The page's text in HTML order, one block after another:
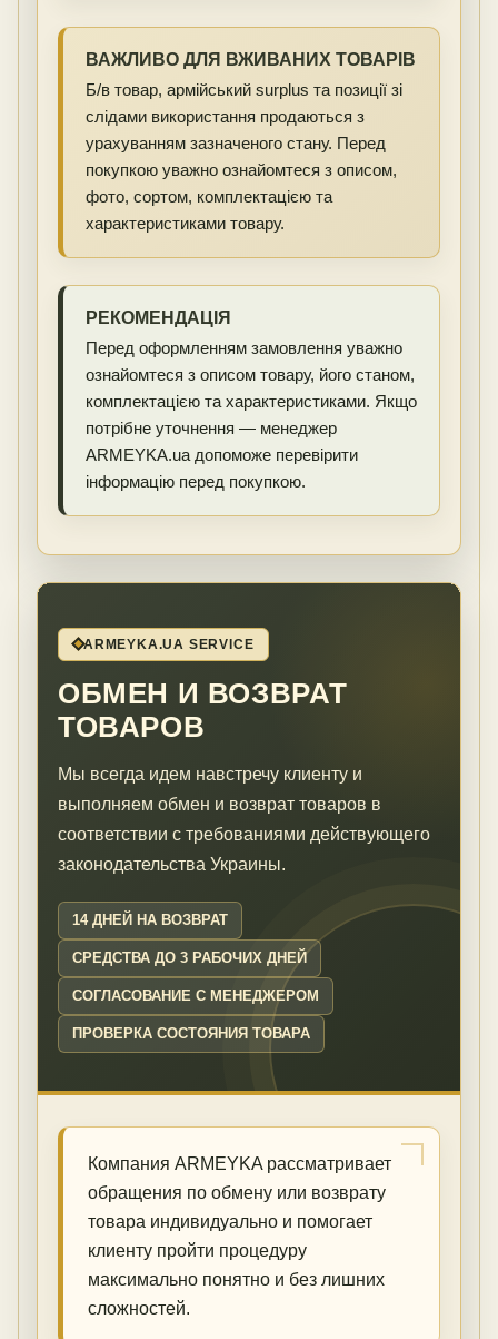
ВАЖЛИВО ДЛЯ ВЖИВАНИХ ТОВАРІВ
Б/в товар, армійський surplus та позиції зі
слідами використання продаються з
урахуванням зазначеного стану. Перед
покупкою уважно ознайомтеся з описом,
фото, сортом, комплектацією та
характеристиками товару.
РЕКОМЕНДАЦІЯ
Перед оформленням замовлення уважно
ознайомтеся з описом товару, його станом,
комплектацією та характеристиками. Якщо
потрібне уточнення — менеджер
ARMEYKA.ua допоможе перевірити
інформацію перед покупкою.
ARMEYKA.UA SERVICE
ОБМЕН И ВОЗВРАТ
ТОВАРОВ
Мы всегда идем навстречу клиенту и
выполняем обмен и возврат товаров в
соответствии с требованиями действующего
законодательства Украины.
14 ДНЕЙ НА ВОЗВРАТ
СРЕДСТВА ДО 3 РАБОЧИХ ДНЕЙ
СОГЛАСОВАНИЕ С МЕНЕДЖЕРОМ
ПРОВЕРКА СОСТОЯНИЯ ТОВАРА
Компания ARMEYKA рассматривает
обращения по обмену или возврату
товара индивидуально и помогает
клиенту пройти процедуру
максимально понятно и без лишних
сложностей.